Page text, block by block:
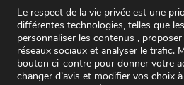
Paiement sécurisé
Conditions générales
Le respect de la vie privée est une
différentes technologies, telles que
personnaliser les contenus ,
réseaux sociaux et analyser le trafic.
bouton ci-contre pour donner votre
changer d’avis et modifier vos choix